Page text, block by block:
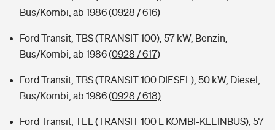
Bus/Kombi, ab 1986(0928 / 616)
Ford Transit, TBS (TRANSIT 100), 57 kW, Benzin,
Bus/Kombi, ab 1986(0928 / 617)
Ford Transit, TBS (TRANSIT 100 DIESEL), 50 kW, Diesel,
Bus/Kombi, ab 1986(0928 / 618)
Ford Transit, TEL (TRANSIT 100 L KOMBI-KLEINBUS), 57